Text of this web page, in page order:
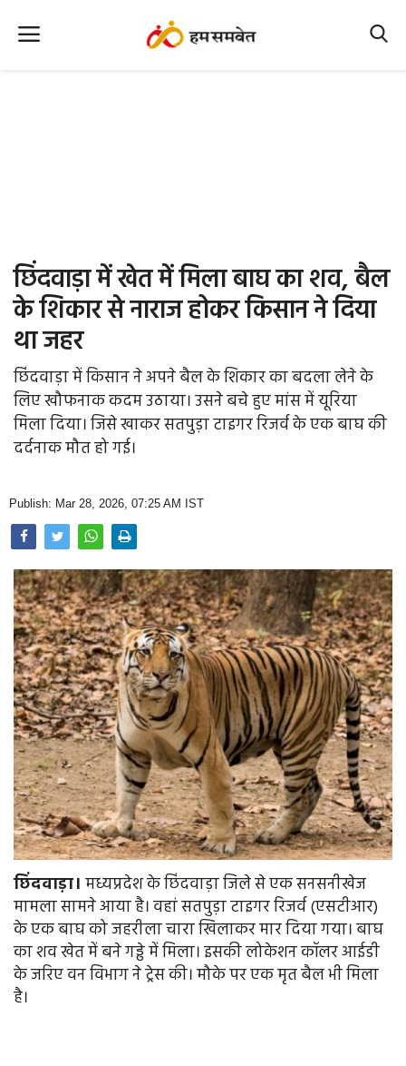
Office Office
Political Gossips
Farm & Food
Opinion
Photo Gallery
Home
छिंदवाड़ा में खेत में मिला बाघ का शव, बैल
के शिकार से नाराज होकर किसान ने दिया
था जहर
छिंदवाड़ा में किसान ने अपने बैल के शिकार का बदला लेने के
लिए खौफनाक कदम उठाया। उसने बचे हुए मांस में यूरिया
मिला दिया। जिसे खाकर सतपुड़ा टाइगर रिजर्व के एक बाघ की
दर्दनाक मौत हो गई।
Publish: Mar 28, 2026, 07:25 AM IST
छिंदवाड़ा। मध्यप्रदेश के छिंदवाड़ा जिले से एक सनसनीखेज
मामला सामने आया है। वहां सतपुड़ा टाइगर रिजर्व (एसटीआर)
के एक बाघ को जहरीला चारा खिलाकर मार दिया गया। बाघ
का शव खेत में बने गड्ढे में मिला। इसकी लोकेशन कॉलर आईडी
के जरिए वन विभाग ने ट्रेस की। मौके पर एक मृत बैल भी मिला
है।